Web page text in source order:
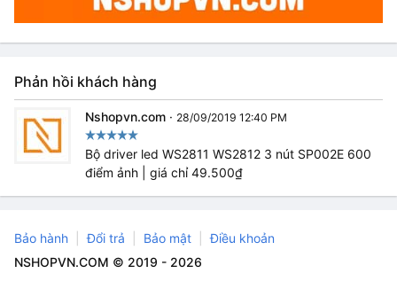
Phản hồi khách hàng
Nshopvn.com · 28/09/2019 12:40 PM
Bộ driver led WS2811 WS2812 3 nút SP002E 600
điểm ảnh | giá chỉ 49.500₫
Bảo hành Đổi trả Bảo mật
Điều khoản
NSHOPVN.COM © 2019 - 2026